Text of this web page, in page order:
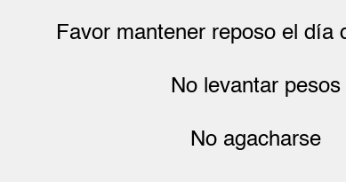
Favor mantener reposo el día
No levantar pesos
No agacharse